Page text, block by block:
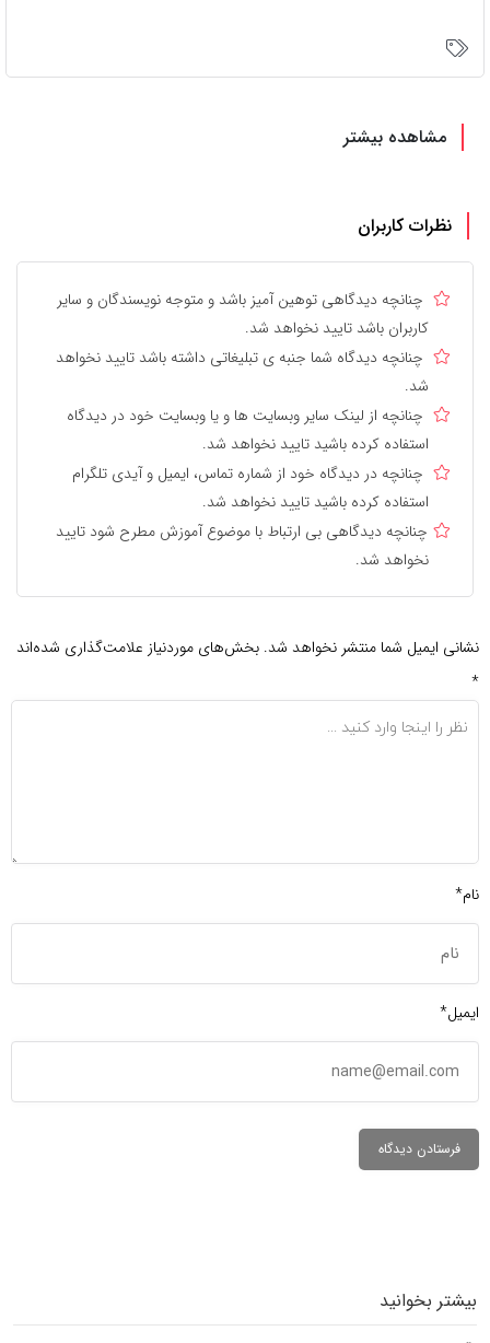
مشاهده بیشتر
نظرات کاربران
چنانچه دیدگاهی توهین آمیز باشد و متوجه نویسندگان و سایر
کاربران باشد تایید نخواهد شد.
چنانچه دیدگاه شما جنبه ی تبلیغاتی داشته باشد تایید نخواهد
چنانچه از لینک سایر وبسایت ها و یا وبسایت خود در دیدگاه
استفاده کرده باشید تایید نخواهد شد.
چنانچه در دیدگاه خود از شماره تماس، ایمیل و آیدی تلگرام
استفاده کرده باشید تایید نخواهد شد.
چنانچه دیدگاهی بی ارتباط با موضوع آموزش مطرح شود تایید
نخواهد شد.
ایمیل شما منتشر نخواهد شد.بخش‌های موردنیاز علامت‌گذاری شده‌اند
بخوانید